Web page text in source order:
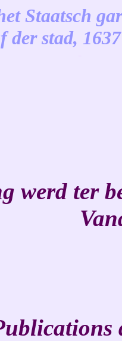
Staatsch
der stad,
werd ter